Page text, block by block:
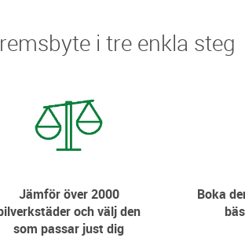
i tre enkla steg
Jämför över 2000
och välj den
som passar just dig
Boka